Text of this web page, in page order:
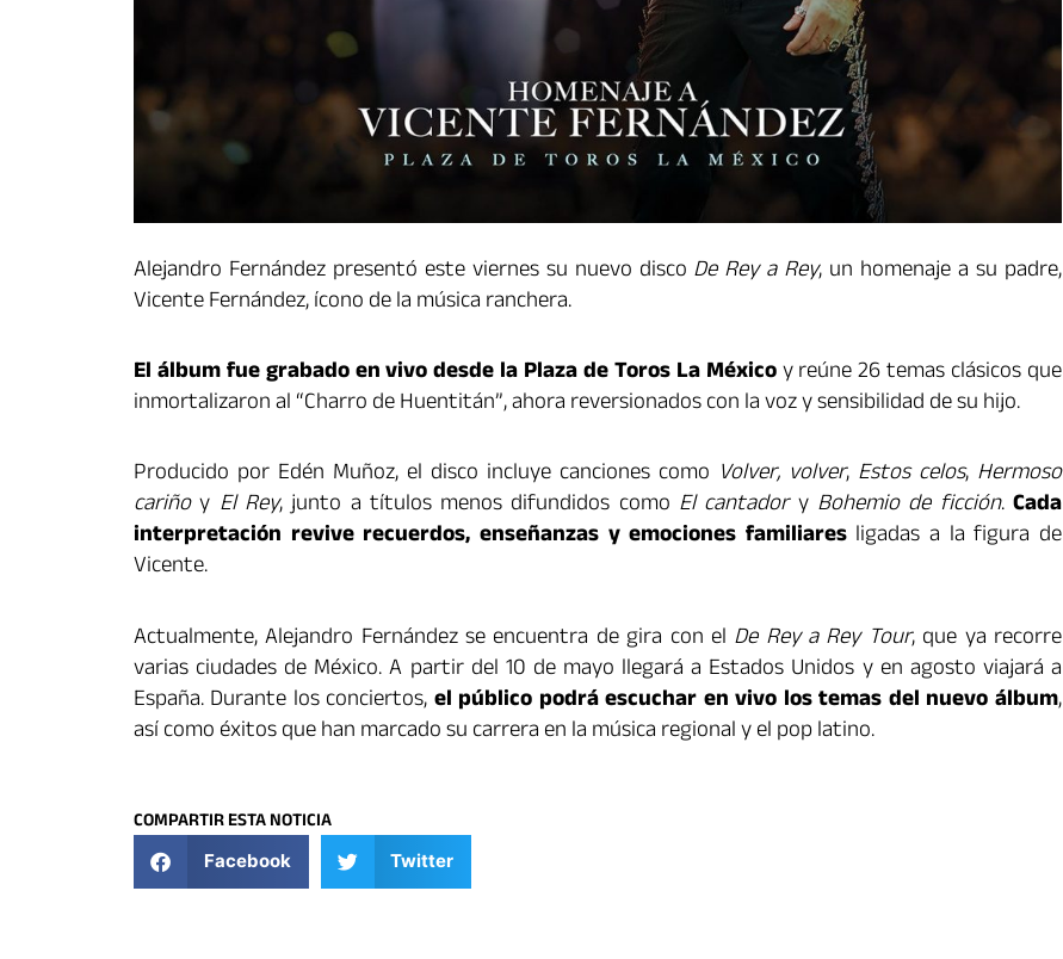
Alejandro Fernández presentó este viernes su nuevo disco De Rey a Rey, un homenaje a su padre,
Vicente Fernández, ícono de la música ranchera.
El álbum fue grabado en vivo desde la Plaza de Toros La Méxicoy reúne 26 temas clásicos que
inmortalizaron al “Charro de Huentitán”, ahora reversionados con la voz y sensibilidad de su hijo.
Producido por Edén Muñoz, el disco incluye canciones como Volver, volver, Estos celos, Hermoso
cariñoy El Rey, junto a títulos menos difundidos como El cantadory Bohemio de ficción. Cada
interpretación revive recuerdos, enseñanzas y emociones familiares ligadas a la figura de
Vicente.
Actualmente, Alejandro Fernández se encuentra de gira con el De Rey a Rey Tour, que ya recorre
varias ciudades de México. A partir del 10 de mayo llegará a Estados Unidos y en agosto viajará a
España. Durante los conciertos,el público podrá escuchar en vivo los temas del nuevo álbum,
así como éxitos que han marcado su carrera en la música regional y el pop latino.
COMPARTIR ESTA NOTICIA
Facebook Twitter